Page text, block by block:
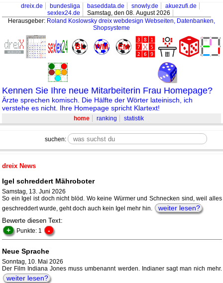
dreix.de bundesliga baseddata.de snowly.de
akuezufi.de
sexlex24.de
Samstag, den 08. August 2026
Herausgeber: Roland Koslowsky dreix webdesign Webseiten, Datenbanken,
Shopsysteme
Kennen Sie Ihre neue Mitarbeiterin Frau Homepage?
Ärzte sprechen komisch. Die Hälfte der Wörter lateinisch, ich
verstehe es nicht. Ihre Homepage spricht Klartext!
home ranking statistik
suchen:
dreix News
Igel schreddert Mähroboter
Samstag, 13. Juni 2026
So ein Igel ist doch nicht blöd. Wo keine Würmer und Schnecken sind, weil alles
geschreddert wurde, geht doch auch kein Igel mehr hin.
weiter lesen?
Bewerte diesen Text:
+ Punkte: 1 -
Neue Sprache
Sonntag, 10. Mai 2026
Der Film Indiana Jones muss umbenannt werden. Indianer sagt man nich mehr.
weiter lesen?